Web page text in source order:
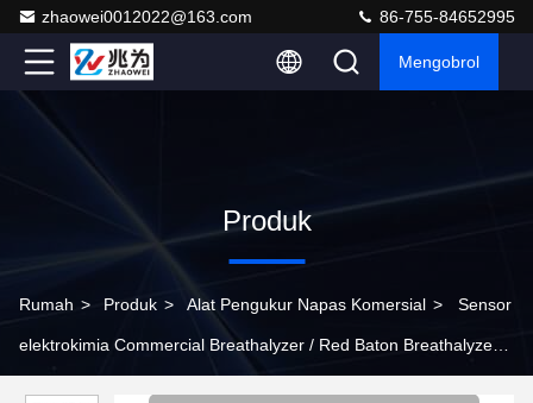
zhaowei0012022@163.com 86-755-84652995
Mengobrol
Produk
Rumah > Produk > Alat Pengukur Napas Komersial > Sensor
elektrokimia Commercial Breathalyzer / Red Baton Breathalyzer